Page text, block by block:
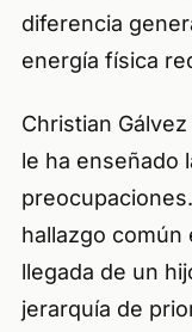
diferencia
energía física
Christian
le ha enseñado
hallazgo común
llegada de un
jerarquía de